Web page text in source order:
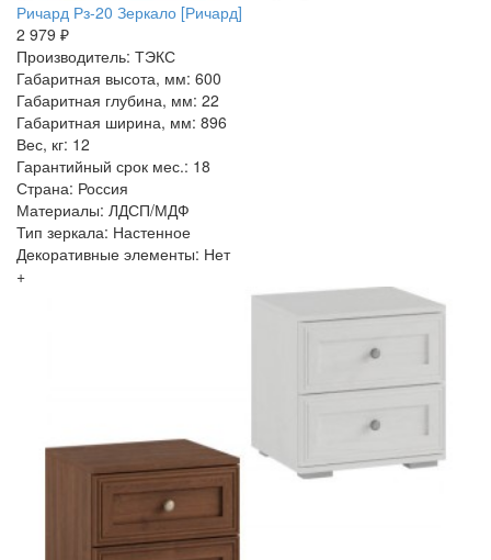
Ричард Рз-20 Зеркало [Ричард]
2 979 ₽
Производитель: ТЭКС
Габаритная высота, мм: 600
Габаритная глубина, мм: 22
Габаритная ширина, мм: 896
Вес, кг: 12
Гарантийный срок мес.: 18
Страна: Россия
Материалы: ЛДСП/МДФ
Тип зеркала: Настенное
Декоративные элементы: Нет
+